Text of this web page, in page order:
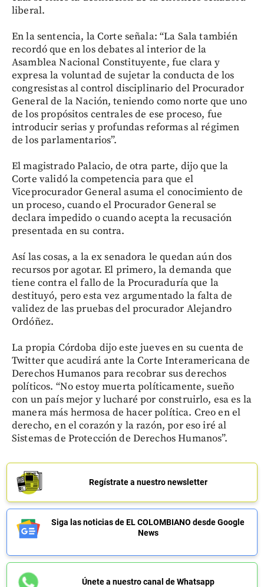
liberal.
En la sentencia, la Corte señala: “La Sala también
recordó que en los debates al interior de la
Asamblea Nacional Constituyente, fue clara y
expresa la voluntad de sujetar la conducta de los
congresistas al control disciplinario del Procurador
General de la Nación, teniendo como norte que uno
de los propósitos centrales de ese proceso, fue
introducir serias y profundas reformas al régimen
de los parlamentarios”.
El magistrado Palacio, de otra parte, dijo que la
Corte validó la competencia para que el
Viceprocurador General asuma el conocimiento de
un proceso, cuando el Procurador General se
declara impedido o cuando acepta la recusación
presentada en su contra.
Así las cosas, a la ex senadora le quedan aún dos
recursos por agotar. El primero, la demanda que
tiene contra el fallo de la Procuraduría que la
destituyó, pero esta vez argumentado la falta de
validez de las pruebas del procurador Alejandro
Ordóñez.
La propia Córdoba dijo este jueves en su cuenta de
Twitter que acudirá ante la Corte Interamericana de
Derechos Humanos para recobrar sus derechos
políticos. “No estoy muerta políticamente, sueño
con un país mejor y lucharé por construirlo, esa es la
manera más hermosa de hacer política. Creo en el
derecho, en el corazón y la razón, por eso iré al
Sistemas de Protección de Derechos Humanos”.
Regístrate a nuestro newsletter
Siga las noticias de EL COLOMBIANO desde Google
News
Únete a nuestro canal de Whatsapp